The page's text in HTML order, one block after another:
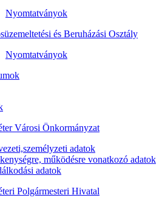
Nyomtatványok
és Beruházási Osztály
Nyomtatványok
Városi Önkormányzat
adatok
működésre vonatkozó adatok
adatok
Polgármesteri Hivatal